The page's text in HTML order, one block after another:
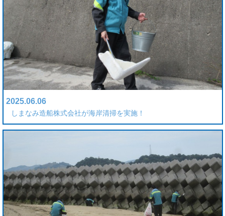
2025.06.06
しまなみ造船株式会社が海岸清掃を実施！